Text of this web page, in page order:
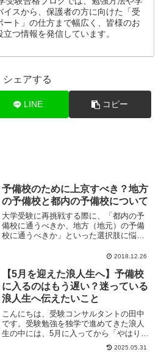
イスから、保護者の方に向けた「受
ート」の仕方まで幅広く、皆様のお
立つ情報を発信しています。
シェアする
LINE コピー
予備校のために上京すべき？地方
の予備校と都内の予備校について
大学受験に再挑戦する際に、「都内の予
備校に通うべきか、地方（地元）の予備
校に通うべきか」といった選択肢に悩む
2018.12.26
【5月を迎えた浪人生へ】予備校
に入るのはもう遅い？迷っている
浪人生へ伝えたいこと
こんにちは、受験コンサルタントの田中
です。受験勉強を独学で進めてきた浪人
生の中には、5月に入ってから「やはり予
備校に通っておいた方がよかったのでは
2025.05.31